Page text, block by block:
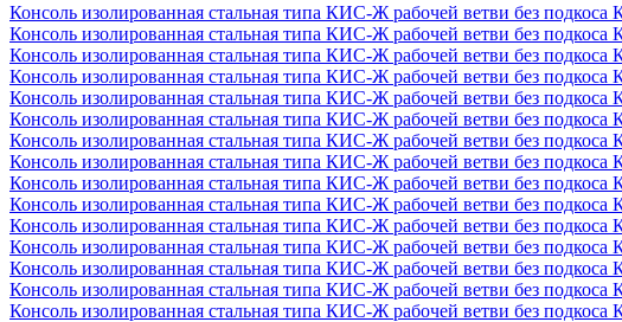
Консоль изолированная стальная типа КИС-Ж рабочей ветви без
Консоль изолированная стальная типа КИС-Ж рабочей ветви без
Консоль изолированная стальная типа КИС-Ж рабочей ветви без
Консоль изолированная стальная типа КИС-Ж рабочей ветви без
Консоль изолированная стальная типа КИС-Ж рабочей ветви без
Консоль изолированная стальная типа КИС-Ж рабочей ветви без
Консоль изолированная стальная типа КИС-Ж рабочей ветви без
Консоль изолированная стальная типа КИС-Ж рабочей ветви без
Консоль изолированная стальная типа КИС-Ж рабочей ветви без
Консоль изолированная стальная типа КИС-Ж рабочей ветви без
Консоль изолированная стальная типа КИС-Ж рабочей ветви без
Консоль изолированная стальная типа КИС-Ж рабочей ветви без
Консоль изолированная стальная типа КИС-Ж рабочей ветви без
Консоль изолированная стальная типа КИС-Ж рабочей ветви без
Консоль изолированная стальная типа КИС-Ж рабочей ветви без